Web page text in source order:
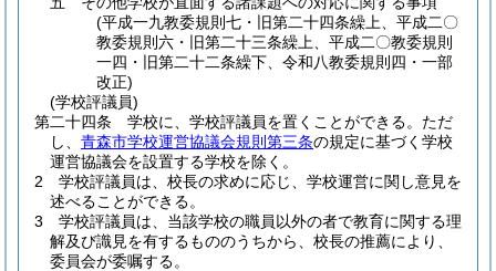
(平成一九教委規則七・旧第二十四条繰上、平成二〇
教委規則六・旧第二十三条繰上、平成二〇教委規則
一四・旧第二十二条繰下、令和八教委規則四・一部
改正)
(学校評議員)
第二十四条
学校に、学校評議員を置くことができる。 ただ
し、 青森市学校運営協議会規則第三条の規定に基づく学校
運営協議会を設置する学校を除く。
2
学校評議員は、校長の求めに応じ、学校運営に関し意見を
述べることができる。
3
学校評議員は、当該学校の職員以外の者で教育に関する理
解及び識見を有するもののうちから、校長の推薦により、
委員会が委嘱する。